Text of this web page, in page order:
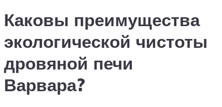
Каковы преимущества
экологической чистоты
дровяной печи
Варвара?